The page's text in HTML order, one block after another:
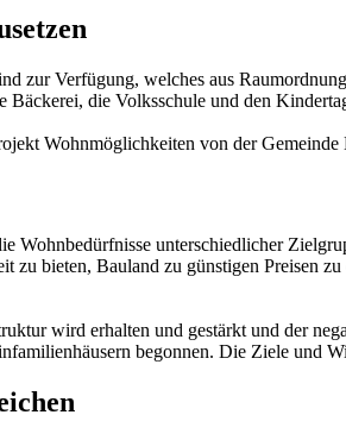
zur Verfügung, welches aus
die Volksschule und den
Wohnmöglichkeiten von der
Wohnbedürfnisse unterschiedlicher
bieten, Bauland zu günstigen Preisen
wird erhalten und gestärkt und der
begonnen. Die Ziele und